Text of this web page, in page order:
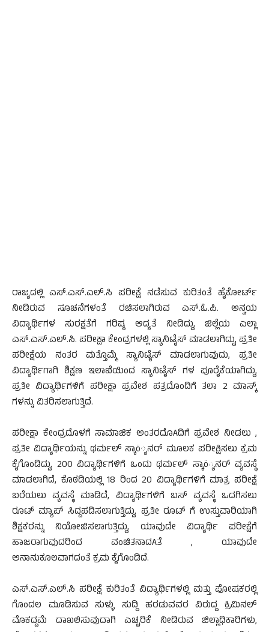
ರಾಜ್ಯದಲ್ಲಿ ಎಸ್.ಎಸ್.ಎಲ್.ಸಿ ಪರೀಕ್ಷೆ ನಡೆಸುವ ಕುರಿತಂತೆ ಹೈಕೋರ್ಟ್
ನೀಡಿರುವ ಸೂಚನೆಗಳಂತೆ ರಚಿಸಲಾಗಿರುವ ಎಸ್.ಓ.ಪಿ. ಅನ್ವಯ
ವಿದ್ಯಾರ್ಥಿಗಳ ಸುರಕ್ಷತೆಗೆ ಗರಿಷ್ಠ ಆದ್ಯತೆ ನೀಡಿದ್ದು, ಜಿಲ್ಲೆಯ ಎಲ್ಲಾ
ಎಸ್.ಎಸ್.ಎಲ್.ಸಿ. ಪರೀಕ್ಷಾ ಕೇಂದ್ರಗಳಲ್ಲಿ ಸ್ಯಾನಿಟೈಸ್ ಮಾಡಲಾಗಿದ್ದು, ಪ್ರತೀ
ಪರೀಕ್ಷೆಯ ನಂತರ ಮತ್ತೊಮ್ಮೆ ಸ್ಯಾನಿಟೈಸ್ ಮಾಡಲಾಗುವುದು, ಪ್ರತೀ
ವಿದ್ಯಾರ್ಥಿಗಾಗಿ ಶಿಕ್ಷಣ ಇಲಾಖೆಯಿಂದ ಸ್ಯಾನಿಟೈಸ್ ಗಳ ಪೂರೈಕೆಯಾಗಿದ್ದು,
ಪ್ರತೀ ವಿದ್ಯಾರ್ಥಿಗಳಿಗೆ ಪರೀಕ್ಷಾ ಪ್ರವೇಶ ಪತ್ರದೊಂದಿಗೆ ತಲಾ 2 ಮಾಸ್ಕ್
ಗಳನ್ನು ವಿತರಿಸಲಾಗುತ್ತಿದೆ.
ಪರೀಕ್ಷಾ ಕೇಂದ್ರದೊಳಗೆ ಸಾಮಾಜಿಕ ಅಂತರದೊAದಿಗೆ ಪ್ರವೇಶ ನೀಡಲು ,
ಪ್ರತೀ ವಿದ್ಯಾರ್ಥಿಯನ್ನು ಥರ್ಮಲ್ ಸ್ಕಾö್ಯನರ್ ಮೂಲಕ ಪರೀಕ್ಷಿಸಲು ಕ್ರಮ
ಕೈಗೊಂಡಿದ್ದು, 200 ವಿದ್ಯಾರ್ಥಿಗಳಿಗೆ ಒಂದು ಥರ್ಮಲ್ ಸ್ಕಾö್ಯನರ್ ವ್ಯವಸ್ಥೆ
ಮಾಡಲಾಗಿದೆ, ಕೊಠಡಿಯಲ್ಲಿ 18 ರಿಂದ 20 ವಿದ್ಯಾರ್ಥಿಗಳಿಗೆ ಮಾತ್ರ ಪರೀಕ್ಷೆ
ಬರೆಯಲು ವ್ಯವಸ್ಥೆ ಮಾಡಿದೆ, ವಿದ್ಯಾರ್ಥಿಗಳಿಗೆ ಬಸ್ ವ್ಯವಸ್ಥೆ ಒದಗಿಸಲು
ರೂಟ್ ಮ್ಯಾಪ್ ಸಿದ್ದಪಡಿಸಲಾಗುತ್ತಿದ್ದು, ಪ್ರತೀ ರೂಟ್ ಗೆ ಉಸ್ತುವಾರಿಯಾಗಿ
ಶಿಕ್ಷಕರನ್ನು ನಿಯೋಜಿಸಲಾಗುತ್ತಿದ್ದು, ಯಾವುದೇ ವಿದ್ಯಾರ್ಥಿ ಪರೀಕ್ಷೆಗೆ
ಹಾಜರಾಗುವುದರಿಂದ ವಂಚಿತನಾದAತೆ , ಯಾವುದೇ
ಅನಾನುಕೂಲವಾಗದಂತೆ ಕ್ರಮ ಕೈಗೊಂಡಿದೆ.
ಎಸ್.ಎಸ್.ಎಲ್.ಸಿ ಪರೀಕ್ಷೆ ಕುರಿತಂತೆ ವಿದ್ಯಾರ್ಥಿಗಳಲ್ಲಿ ಮತ್ತು ಪೋಷಕರಲ್ಲಿ
ಗೊಂದಲ ಮೂಡಿಸುವ ಸುಳ್ಳು ಸುದ್ದಿ ಹರಡುವವರ ವಿರುದ್ದ ಕ್ರಿಮಿನಲ್
ಮೊಕದ್ದಮೆ ದಾಖಲಿಸುವುದಾಗಿ ಎಚ್ಚರಿಕೆ ನೀಡಿರುವ ಜಿಲ್ಲಾಧಿಕಾರಿಗಳು,